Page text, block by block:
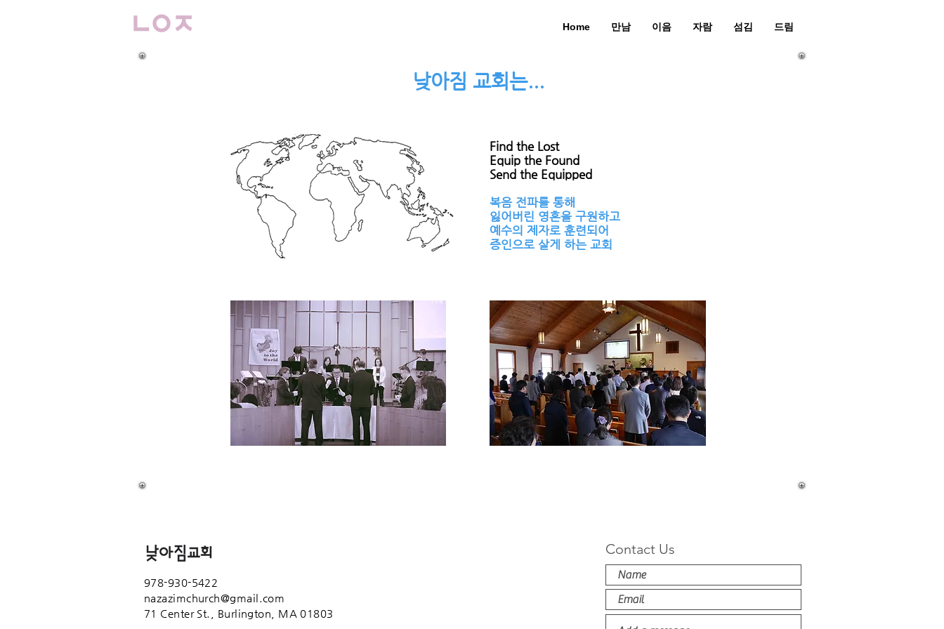
Home 만남 이음 자람 섬김 드림
낮아짐 교회는...
Find the Lost
Equip the Found
Send the Equipped
복음 전파를 통해
잃어버린 영혼을 구원하고
예수의 제자로 훈련되어
증인으로 살게 하는 교회
978-930-5422
nazazimchurch@gmail.com
71 Center St., Burlington, MA 01803
Contact Us